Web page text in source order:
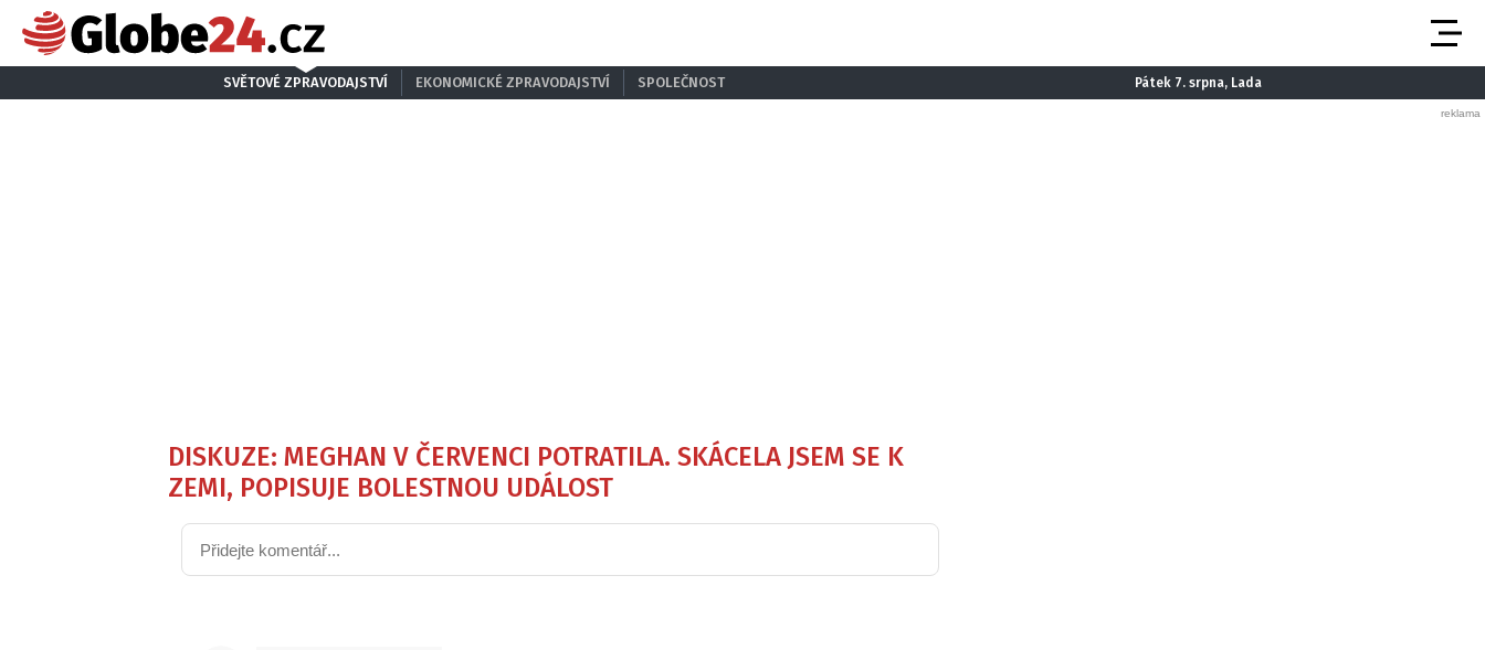
SVĚTOVÉ ZPRAVODAJSTVÍ EKONOMICKÉ ZPRAVODAJSTVÍ SPOLEČNOST Pátek 7. srpna, Lada
DISKUZE: MEGHAN V ČERVENCI POTRATILA. SKÁCELA JSEM SE K
ZEMI, POPISUJE BOLESTNOU UDÁLOST